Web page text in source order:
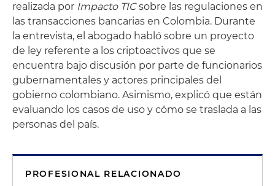
realizada por Impacto TICsobre las regulaciones en
las transacciones bancarias en Colombia. Durante
la entrevista, el abogado habló sobre un proyecto
de ley referente a los criptoactivos que se
encuentra bajo discusión por parte de funcionarios
gubernamentales y actores principales del
gobierno colombiano. Asimismo, explicó que están
evaluando los casos de uso y cómo se traslada a las
personas del país.
PROFESIONAL RELACIONADO